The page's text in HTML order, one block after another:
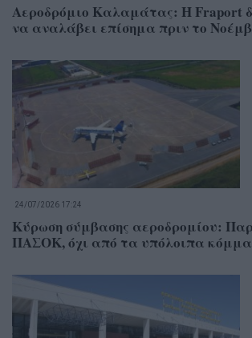
Αεροδρόμιο Καλαμάτας: Η Fraport
να αναλάβει επίσημα πριν το
24/07/2026 17:24
Κύρωση σύμβασης αεροδρομίου:
ΠΑΣΟΚ, όχι από τα υπόλοιπα